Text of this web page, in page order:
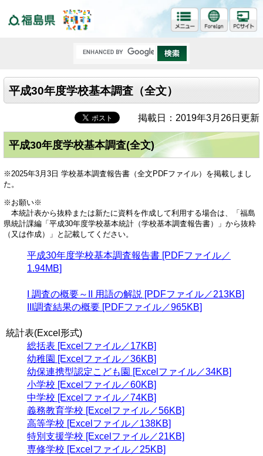
平成30年度学校基本調査（全文）
掲載日：2019年3月26日更新
平成30年度学校基本調査(全文)
※2025年3月3日 学校基本調査報告書（全文PDFファイル）を掲載しまし
た。
※お願い※
本統計表から抜粋または新たに資料を作成して利用する場合は、「福島
県統計課編「平成30年度学校基本統計（学校基本調査報告書）」から抜粋
（又は作成）」と記載してください。
平成30年度学校基本調査報告書 [PDFファイル／
1.94MB]
I 調査の概要～II 用語の解説 [PDFファイル／213KB]
III調査結果の概要 [PDFファイル／965KB]
統計表(Excel形式)
総括表 [Excelファイル／17KB]
幼稚園 [Excelファイル／36KB]
幼保連携型認定こども園 [Excelファイル／34KB]
小学校 [Excelファイル／60KB]
中学校 [Excelファイル／74KB]
義務教育学校 [Excelファイル／56KB]
高等学校 [Excelファイル／138KB]
特別支援学校 [Excelファイル／21KB]
専修学校 [Excelファイル／25KB]